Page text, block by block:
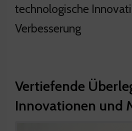
technologische
Verbesserung
Vertiefende
Innovationen und